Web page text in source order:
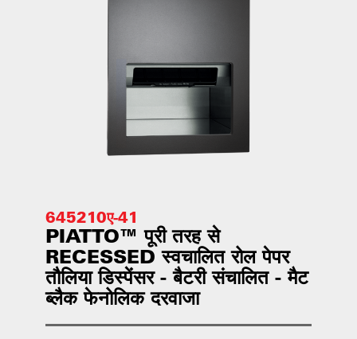
645210ए-41
PIATTO™ पूरी तरह से
RECESSED स्वचालित रोल पेपर
तौलिया डिस्पेंसर - बैटरी संचालित - मैट
ब्लैक फेनोलिक दरवाजा